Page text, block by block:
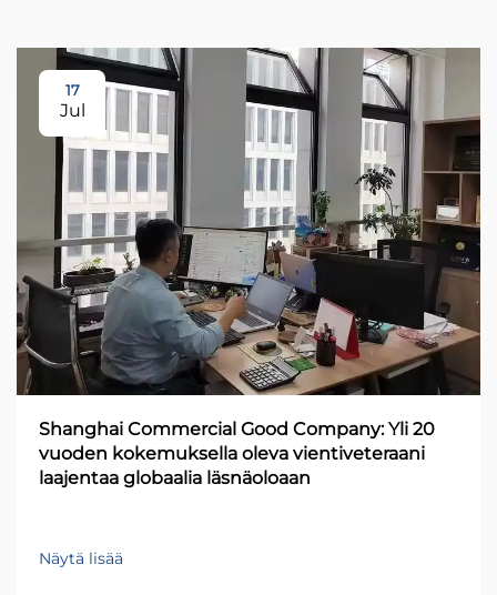
17
Jul
Shanghai Commercial Good Company: Yli 20
vuoden kokemuksella oleva vientiveteraani
laajentaa globaalia läsnäoloaan
Näytä lisää